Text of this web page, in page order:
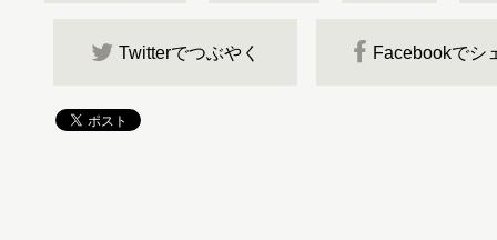
Twitterでつぶやく Facebookでシ